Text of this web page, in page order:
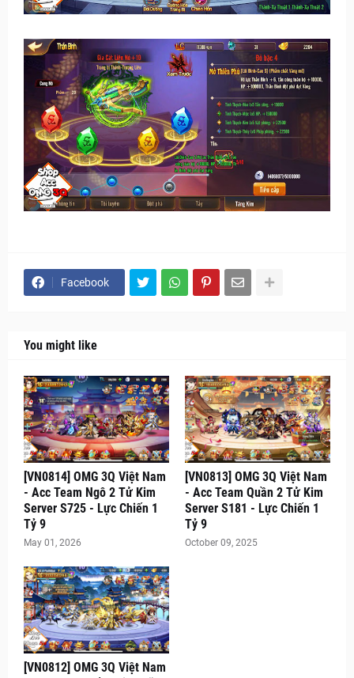
Facebook
You might like
[VN0814] OMG 3Q Việt Nam
- Acc Team Ngô 2 Tử Kim
Server S725 - Lực Chiến 1
Tỷ 9
May 01, 2026
[VN0813] OMG 3Q Việt Nam
- Acc Team Quần 2 Tử Kim
Server S181 - Lực Chiến 1
Tỷ 9
October 09, 2025
[VN0812] OMG 3Q Việt Nam